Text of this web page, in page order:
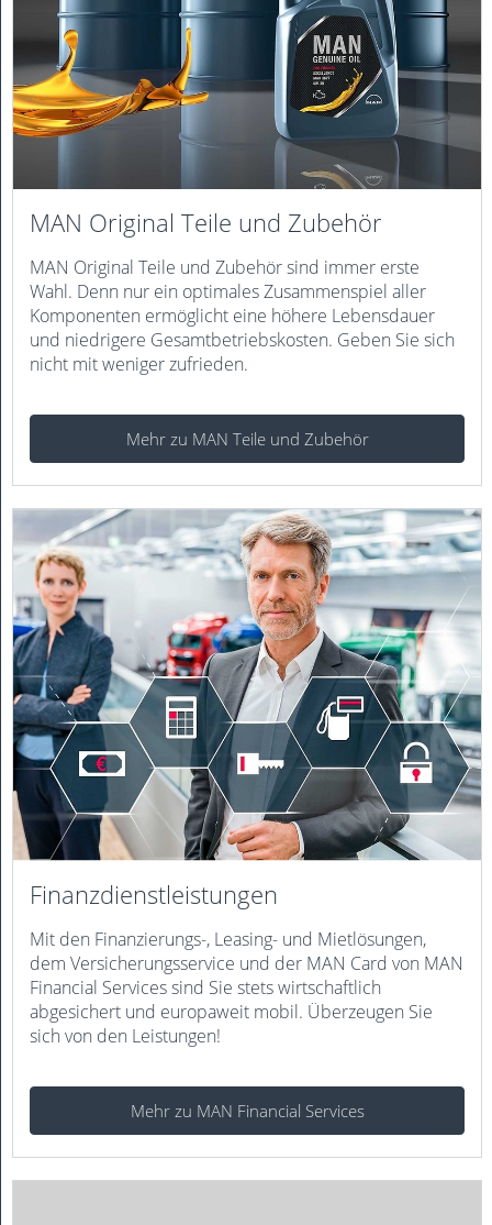
MAN Original Teile und Zubehör
MAN Original Teile und Zubehör sind immer erste
Wahl. Denn nur ein optimales Zusammenspiel aller
Komponenten ermöglicht eine höhere Lebensdauer
und niedrigere Gesamtbetriebskosten. Geben Sie sich
nicht mit weniger zufrieden.
Mehr zu MAN Teile und Zubehör
Finanz­dienst­leistungen
Mit den Finanzierungs-, Leasing- und Mietlösungen,
dem Versicherungsservice und der MAN Card von MAN
Financial Services sind Sie stets wirtschaftlich
abgesichert und europaweit mobil. Überzeugen Sie
sich von den Leistungen!
Mehr zu MAN Financial Services